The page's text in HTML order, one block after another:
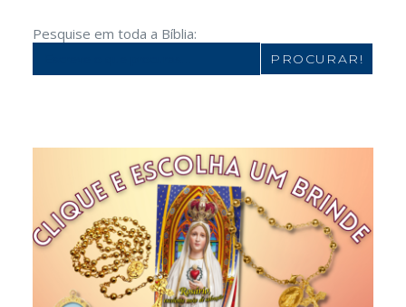
Pesquise em toda a Bíblia: